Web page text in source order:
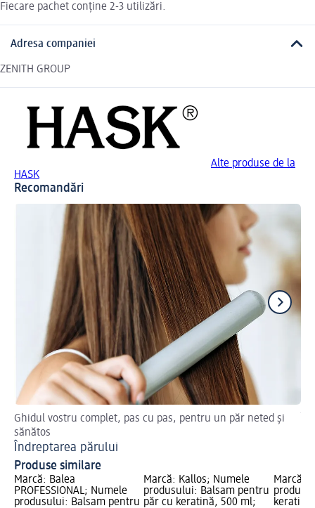
Fiecare pachet conține 2-3 utilizări.
Adresa companiei
ZENITH GROUP
Alte produse de la
HASK
Recomandări
Ghidul vostru complet, pas cu pas, pentru un păr neted și
sănătos
Îndreptarea părului
Produse similare
Marcă: Balea
PROFESSIONAL; Numele
produsului: Balsam pentru
Marcă: Kallos; Numele
produsului: Balsam pentru
păr cu keratină, 500 ml;
Marcă: